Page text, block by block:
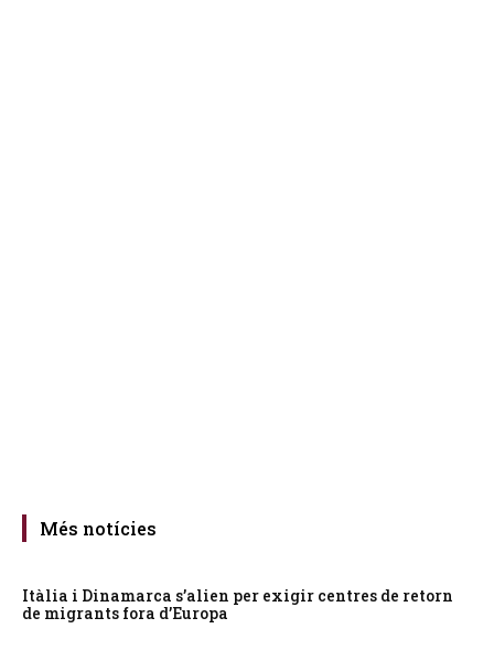
Més notícies
Itàlia i Dinamarca s’alien per exigir centres de retorn
de migrants fora d’Europa